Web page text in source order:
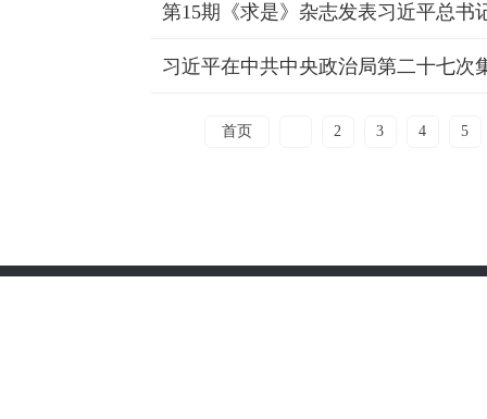
第15期《求是》杂志发表习近平总书
首页 2 3 4 5